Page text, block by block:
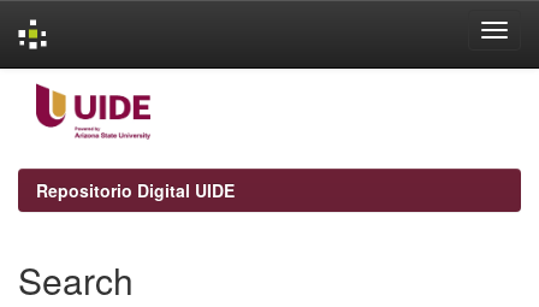
navigation
Repositorio Digital UIDE
Search